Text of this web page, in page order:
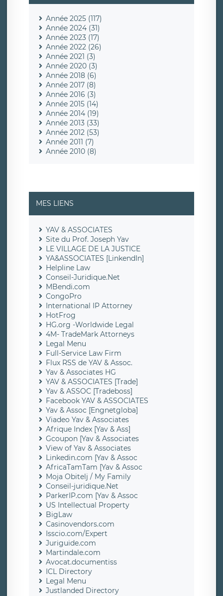
Année 2025 (117)
Année 2024 (31)
Année 2023 (17)
Année 2022 (26)
Année 2021 (3)
Année 2020 (3)
Année 2018 (6)
Année 2017 (8)
Année 2016 (3)
Année 2015 (14)
Année 2014 (19)
Année 2013 (33)
Année 2012 (53)
Année 2011 (7)
Année 2010 (8)
MES LIENS
YAV & ASSOCIATES
Site du Prof. Joseph Yav
LE VILLAGE DE LA JUSTICE
YA&ASSOCIATES [LinkendIn]
Helpline Law
Conseil-Juridique.Net
MBendi.com
CongoPro
International IP Attorney
HotFrog
HG.org -Worldwide Legal
4M- TradeMark Attorneys
Legal Menu
Full-Service Law Firm
Flux RSS de YAV & Assoc.
Yav & Associates HG
YAV & ASSOCIATES [Trade]
Yav & ASSOC [Tradeboss]
Facebook YAV & ASSOCIATES
Yav & Assoc [Engnetgloba]
Viadeo Yav & Associates
Afrique Index [Yav & Ass]
Gcoupon [Yav & Associates
View of Yav & Associates
Linkedin.com [Yav & Assoc
AfricaTamTam [Yav & Assoc
Moja Obitelj / My Family
Conseil-juridique.Net
ParkerIP.com [Yav & Assoc
US Intellectual Property
BigLaw
Casinovendors.com
Isscio.com/Expert
Juriguide.com
Martindale.com
Avocat.documentiss
ICL Directory
Legal Menu
Justlanded Directory